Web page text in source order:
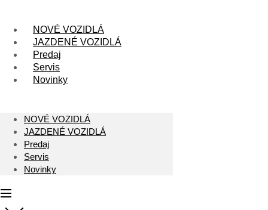
contentNOVÉ VOZIDLÁ
JAZDENÉ VOZIDLÁ
Predaj
Servis
Novinky
NOVÉ VOZIDLÁ
JAZDENÉ VOZIDLÁ
Predaj
Servis
Novinky